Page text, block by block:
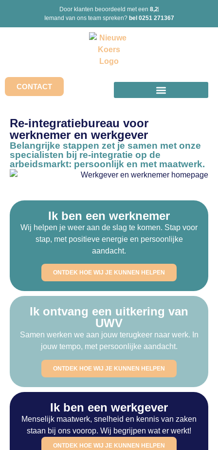
Door klanten beoordeeld met een 8,2
Iemand van ons team spreken? bel 0251 271367
CONTACT
Re-integratiebureau voor
werknemer en werkgever
Belangrijke stappen zet je samen met onze
specialisten bij re-integratie op de
arbeidsmarkt: persoonlijk en met maatwerk.
Ik ben een werknemer
Wij helpen je weer aan de slag te komen. Stap voor
stap, met positieve energie en persoonlijke
aandacht.
ONTDEK HOE WIJ JE KUNNEN HELPEN
Ik ontvang een uitkering van
UWV
Samen werken we aan jouw terugkeer naar werk. In
jouw tempo, met persoonlijke aandacht.
ONTDEK HOE WIJ JE KUNNEN HELPEN
Ik ben een werkgever
Menselijk maatwerk, snelheid en kennis van zaken
staan bij ons voorop. Wij begrijpen wat er werkt!
ONTDEK HOE WIJ JE KUNNEN HELPEN